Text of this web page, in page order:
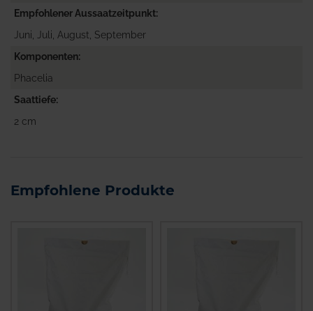
Empfohlener Aussaatzeitpunkt
Juni, Juli, August, September
Komponenten
Phacelia
Saattiefe
2 cm
Empfohlene Produkte